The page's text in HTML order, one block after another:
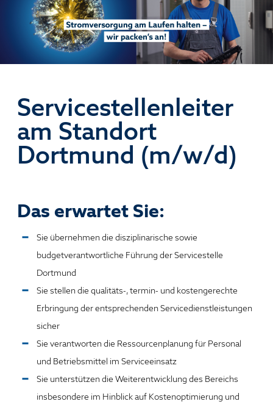
Servicestellenleiter
am Standort
Dortmund (m/w/d)
Das erwartet Sie:
Sie übernehmen die disziplinarische sowie
budgetverantwortliche Führung der Servicestelle
Dortmund
Sie stellen die qualitäts-, termin- und kostengerechte
Erbringung der entsprechenden Servicedienstleistungen
sicher
Sie verantworten die Ressourcenplanung für Personal
und Betriebsmittel im Serviceeinsatz
Sie unterstützen die Weiterentwicklung des Bereichs
insbesondere im Hinblick auf Kostenoptimierung und